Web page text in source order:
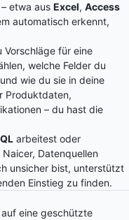
etwa aus Excel, Access
automatisch erkennt,
Vorschläge für eine
welche Felder du
wie du sie in deine
Produktdaten,
– du hast die
arbeitest oder
Datenquellen
unsicher bist, unterstützt
Einstieg zu finden.
eine geschützte